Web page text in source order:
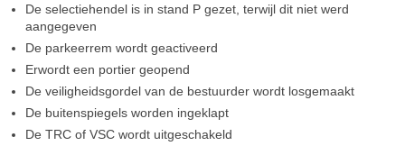
De selectiehendel is in stand P gezet, terwijl dit niet werd
aangegeven
De parkeerrem wordt geactiveerd
Erwordt een portier geopend
De veiligheidsgordel van de bestuurder wordt losgemaakt
De buitenspiegels worden ingeklapt
De TRC of VSC wordt uitgeschakeld